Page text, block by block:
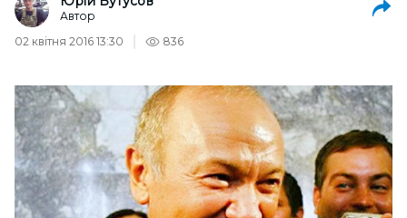
Автор
02 квітня 2016 13:30
836